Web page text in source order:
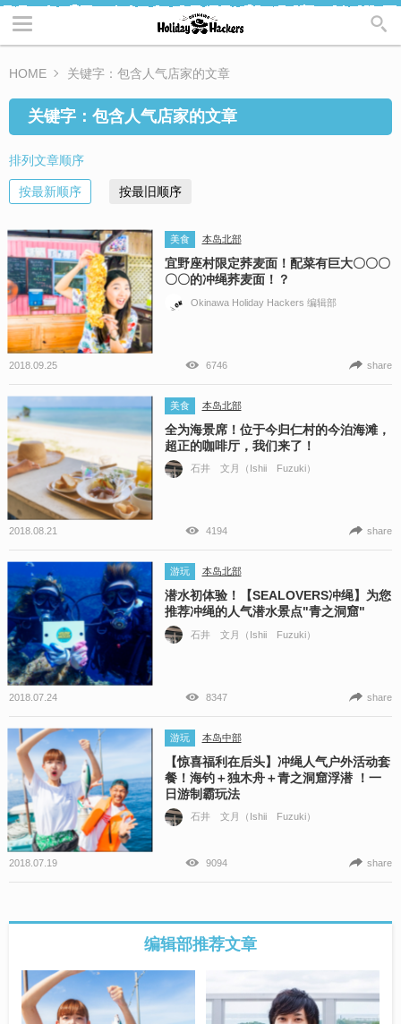
HOME 关键字：包含人气店家的文章
关键字：包含人气店家的文章
排列文章顺序
按最新顺序 按最旧顺序
美食 本岛北部
宜野座村限定荞麦面！配菜有巨大〇〇〇
〇〇的冲绳荞麦面！？
Okinawa Holiday Hackers 编辑部
2018.09.25 6746 share
美食 本岛北部
全为海景席！位于今归仁村的今泊海滩，
超正的咖啡厅，我们来了！
石井 文月（Ishii Fuzuki）
2018.08.21 4194 share
游玩 本岛北部
潜水初体验！【SEALOVERS冲绳】为您
推荐冲绳的人气潜水景点"青之洞窟"
石井 文月（Ishii Fuzuki）
2018.07.24 8347 share
游玩 本岛中部
【惊喜福利在后头】冲绳人气户外活动套
餐！海钓＋独木舟＋青之洞窟浮潜 ！一
日游制霸玩法
石井 文月（Ishii Fuzuki）
2018.07.19 9094 share
编辑部推荐文章